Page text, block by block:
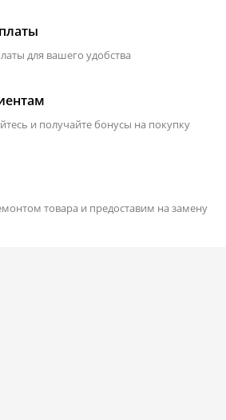
для вашего удобства
и получайте бонусы на покупку
товара и предоставим на замену